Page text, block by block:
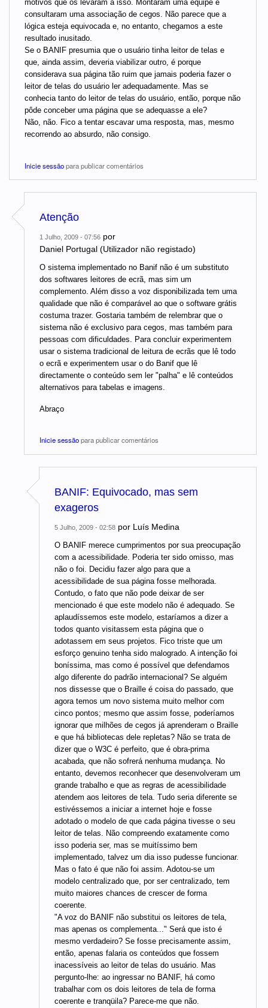
motivos que os levaram a isso. Montaram uma equipe e
consultaram uma associação de cegos. Não parece que a
lógica esteja equivocada e, no entanto, chegamos a este
resultado inusitado.
Se o BANIF presumia que o usuário tinha leitor de telas e
que, ainda assim, deveria viabilizar outro, é porque
considerava sua página tão ruim que jamais poderia fazer o
leitor de telas do usuário ler adequadamente. Mas se
conhecia tanto do leitor de telas do usuário, então, porque não
pôde conceber uma página que se adequasse a ele?
Não, não. Fico a tentar escavar uma resposta, mas, mesmo
recorrendo ao absurdo, não consigo.
Inicie sessãopara publicar comentários
Atenção
1 Julho, 2009 - 07:56 por
Daniel Portugal (Utilizador não registado)
O sistema implementado no Banif não é um substituto
dos softwares leitores de ecrã, mas sim um
complemento. Além disso a voz disponibilizada tem uma
qualidade que não é comparável ao que o software grátis
costuma trazer. Gostaria também de relembrar que o
sistema não é exclusivo para cegos, mas também para
pessoas com dificuldades. Para concluir experimentem
usar o sistema tradicional de leitura de ecrãs que lê todo
o ecrã e experimentem usar o do Banif que lê
directamente o conteúdo sem ler "palha" e lê conteúdos
alternativos para tabelas e imagens.
Abraço
Inicie sessãopara publicar comentários
BANIF: Equivocado, mas sem
exageros
5 Julho, 2009 - 02:58 por Luís Medina
O BANIF merece cumprimentos por sua preocupação
com a acessibilidade. Poderia ter sido omisso, mas
não o foi. Decidiu fazer algo para que a
acessibilidade de sua página fosse melhorada.
Contudo, o fato que não pode deixar de ser
mencionado é que este modelo não é adequado. Se
aplaudíssemos este modelo, estaríamos a dizer a
todos quanto visitassem esta página que o
adotassem em seus projetos. Fico triste que um
esforço genuino tenha sido malogrado. A intenção foi
boníssima, mas como é possível que defendamos
algo diferente do padrão internacional? Se alguém
nos dissesse que o Braille é coisa do passado, que
agora temos um novo sistema muito melhor com
cinco pontos; mesmo que assim fosse, poderíamos
ignorar que milhões de cegos já aprenderam o Braille
e que há bibliotecas dele repletas? Não se trata de
dizer que o W3C é perfeito, que é obra-prima
acabada, que não sofrerá nenhuma mudança. No
entanto, devemos reconhecer que desenvolveram um
grande trabalho e que as regras de acessibilidade
atendem aos leitores de tela. Tudo seria diferente se
estivéssemos a iniciar a internet hoje e fosse
adotado o modelo de que cada página tivesse o seu
leitor de telas. Não compreendo exatamente como
isso poderia ser, mas se muitíssimo bem
implementado, talvez um dia isso pudesse funcionar.
Mas o fato é que não foi assim. Adotou-se um
modelo centralizado que, por ser centralizado, tem
muito maiores chances de crescer de forma
coerente.
"A voz do BANIF não substitui os leitores de tela,
mas apenas os complementa..." Será que isto é
mesmo verdadeiro? Se fosse precisamente assim,
então, apenas falaria os conteúdos que fossem
inacessíveis ao leitor de telas do usuário. Mas
pergunto-lhe: ao ingressar no BANIF, há como
trabalhar com os dois leitores de tela de forma
coerente e tranqüila? Parece-me que não.